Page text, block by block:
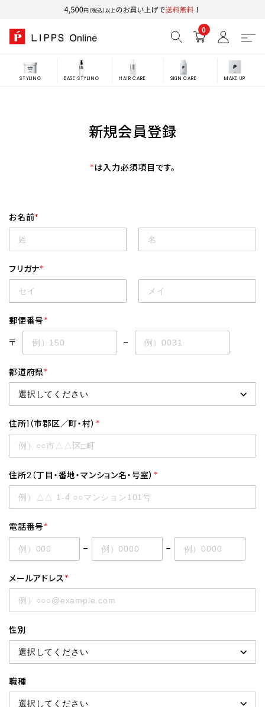
0
STYLING BASE STYLING HAIR CARE SKIN CARE MAKE UP
新規会員登録
*は入力必須項目です。
お名前*
フリガナ*
郵便番号*
〒
–
都道府県*
住所1（市郡区／町・村） *
住所2（丁目・番地・マンション名・号室） *
電話番号*
–
–
メールアドレス*
性別
職種